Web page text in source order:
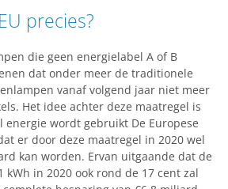
precies?
die geen energielabel A of B
dat onder meer de traditionele
vanaf volgend jaar niet meer
Het idee achter deze maatregel is
energie wordt gebruikt De Europese
er door deze maatregel in 2020 wel
kan worden. Ervan uitgaande dat de
in 2020 ook rond de 17 cent zal